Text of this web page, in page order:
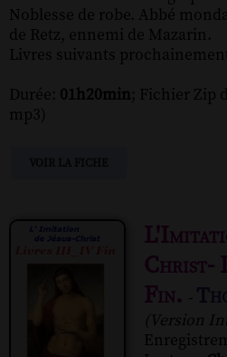
Noblesse de robe. Abbé
de Retz, ennemi de Mazarin.
Livres suivants
Durée: 01h20min; Fichier Zip
mp3)
Christ-
Fin. -
(Version